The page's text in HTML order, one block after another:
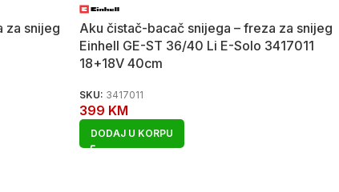
za snijeg
Aku čistač-bacač snijega – freza za snijeg
Einhell GE-ST 36/40 Li E-Solo 3417011
18+18V 40cm
SKU: 3417011
399 KM
DODAJ U KORPU